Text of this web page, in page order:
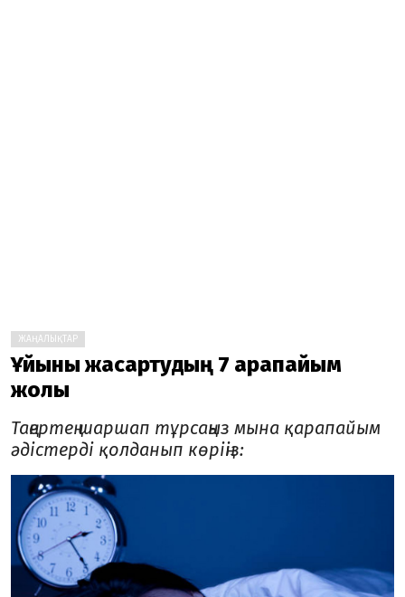
ЖАҢАЛЫҚТАР
Ұйқыны жақсартудың 7 қарапайым
жолы
Таңертең шаршап тұрсаңыз мына қарапайым
әдістерді қолданып көріңіз: